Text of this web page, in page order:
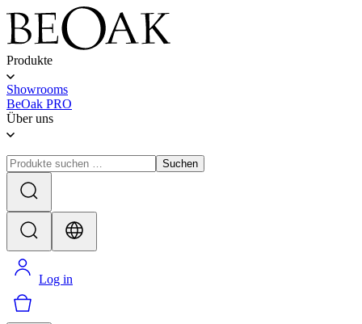
Produkte
Showrooms
BeOak PRO
Über uns
Suchen
Log in